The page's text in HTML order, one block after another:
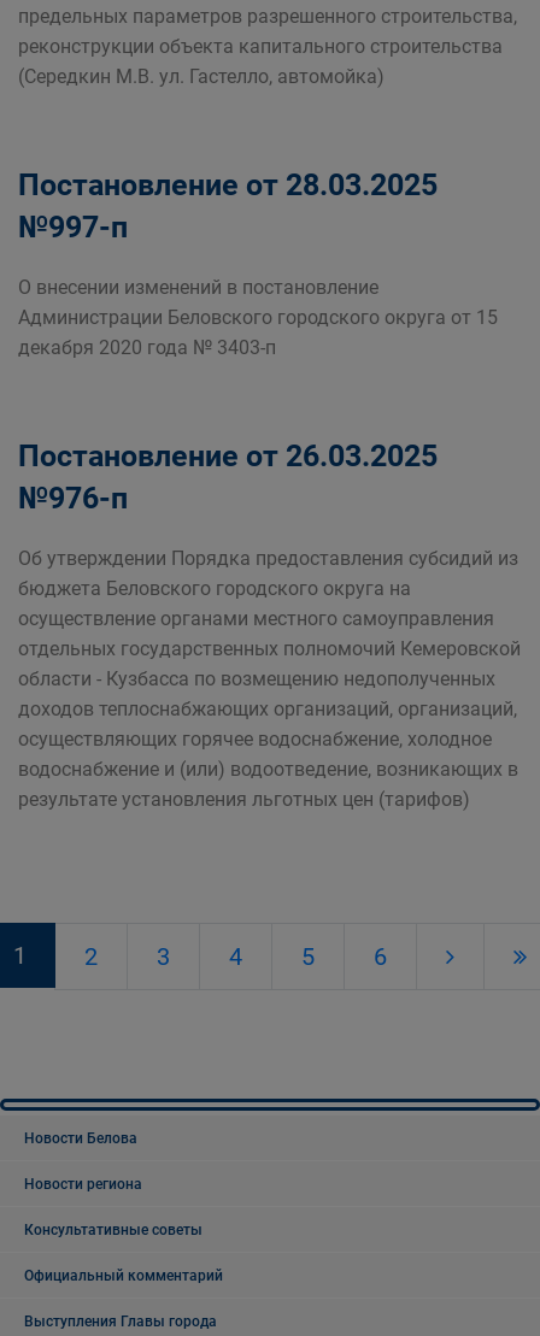
предельных параметров разрешенного строительства,
реконструкции объекта капитального строительства
(Середкин М.В. ул. Гастелло, автомойка)
Постановление от 28.03.2025
№997-п
О внесении изменений в постановление
Администрации Беловского городского округа от 15
декабря 2020 года № 3403-п
Постановление от 26.03.2025
№976-п
Об утверждении Порядка предоставления субсидий из
бюджета Беловского городского округа на
осуществление органами местного самоуправления
отдельных государственных полномочий Кемеровской
области - Кузбасса по возмещению недополученных
доходов теплоснабжающих организаций, организаций,
осуществляющих горячее водоснабжение, холодное
водоснабжение и (или) водоотведение, возникающих в
результате установления льготных цен (тарифов)
1 2 3 4 5 6
Новости Белова
Новости региона
Консультативные советы
Официальный комментарий
Выступления Главы города